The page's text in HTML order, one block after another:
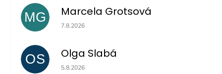
MG Marcela Grotsová
Hodnocení obchodu je 5 z 5 hvězdiček.
7.8.2026
OS Olga Slabá
Hodnocení obchodu je 5 z 5 hvězdiček.
5.8.2026